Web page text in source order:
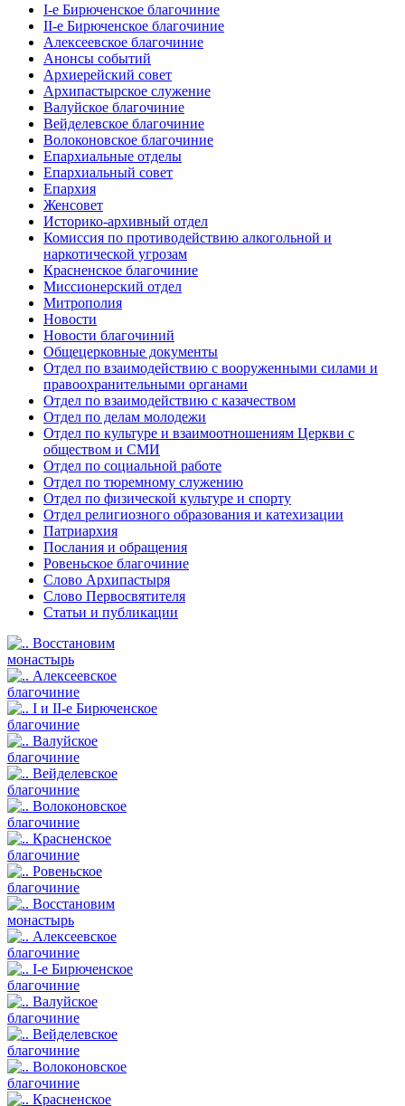
I-е Бирюченское благочиние
II-е Бирюченское благочиние
Алексеевское благочиние
Анонсы событий
Архиерейский совет
Архипастырское служение
Валуйское благочиние
Вейделевское благочиние
Волоконовское благочиние
Епархиальные отделы
Епархиальный совет
Епархия
Женсовет
Историко-архивный отдел
Комиссия по противодействию алкогольной и
наркотической угрозам
Красненское благочиние
Миссионерский отдел
Митрополия
Новости
Новости благочиний
Общецерковные документы
Отдел по взаимодействию с вооруженными силами и
правоохранительными органами
Отдел по взаимодействию с казачеством
Отдел по делам молодежи
Отдел по культуре и взаимоотношениям Церкви с
обществом и СМИ
Отдел по социальной работе
Отдел по тюремному служению
Отдел по физической культуре и спорту
Отдел религиозного образования и катехизации
Патриархия
Послания и обращения
Ровеньское благочиние
Слово Архипастыря
Слово Первосвятителя
Статьи и публикации
Восстановим
монастырь
Алексеевское
благочиние
I и II-е Бирюченское
благочиние
Валуйское
благочиние
Вейделевское
благочиние
Волоконовское
благочиние
Красненское
благочиние
Ровеньское
благочиние
Восстановим
монастырь
Алексеевское
благочиние
I-е Бирюченское
благочиние
Валуйское
благочиние
Вейделевское
благочиние
Волоконовское
благочиние
Красненское